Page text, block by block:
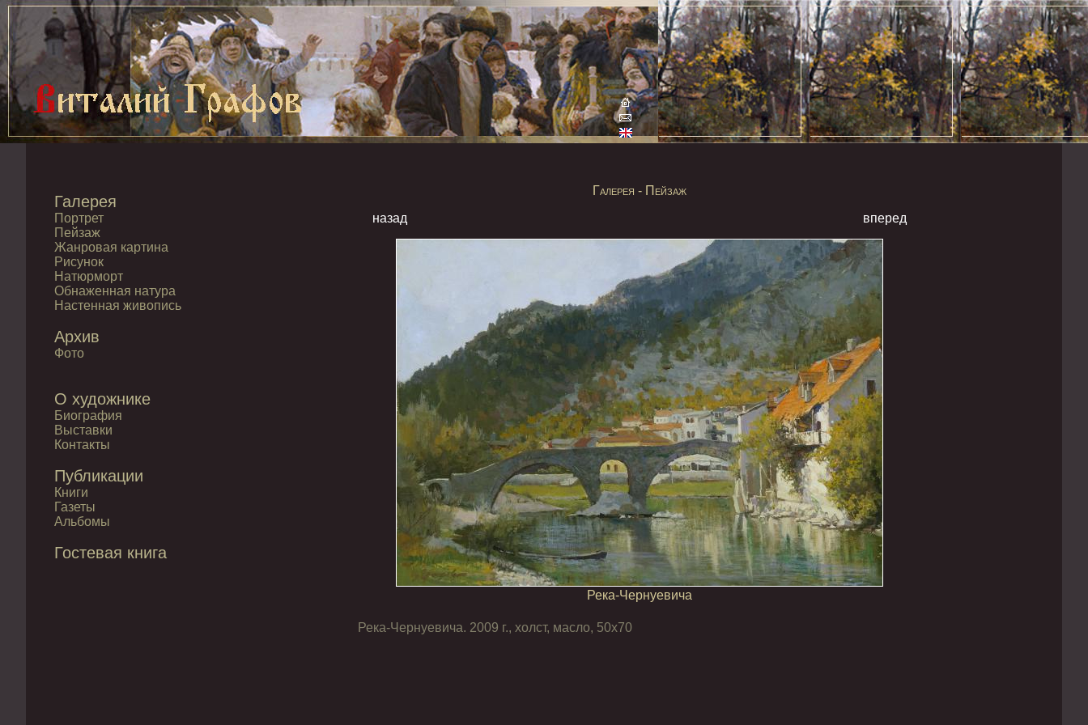
Галерея
Портрет
Пейзаж
Жанровая картина
Рисунок
Натюрморт
Обнаженная натура
Настенная живопись
Архив
Фото
О художнике
Биография
Выставки
Контакты
Публикации
Книги
Газеты
Альбомы
Гостевая книга
Галерея - Пейзаж
назад
вперед
Река-Чернуевича
Река-Чернуевича. 2009 г., холст, масло, 50х70